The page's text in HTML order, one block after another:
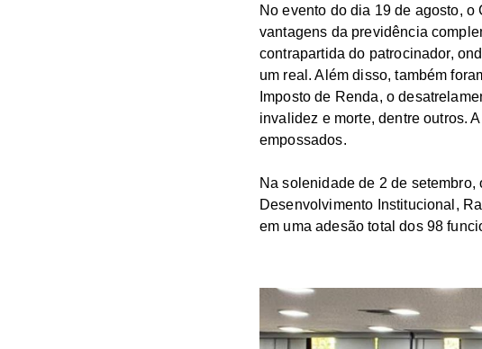
No evento do dia 19 de agosto,
vantagens da previdência
contrapartida do patrocinador,
um real. Além disso, também
Imposto de Renda, o
invalidez e morte, dentre outros.
empossados.
Na solenidade de 2 de
Desenvolvimento Institucional,
em uma adesão total dos 98